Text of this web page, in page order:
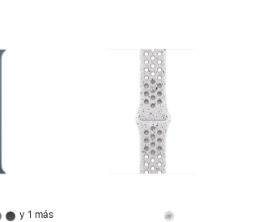
y 1 más